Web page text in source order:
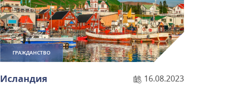
ГРАЖДАНСТВО
Исландия 16.08.2023